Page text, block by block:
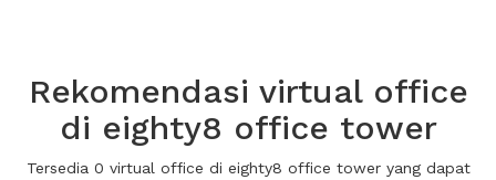
Rekomendasi virtual office
di eighty8 office tower
Tersedia 0 virtual office di eighty8 office tower yang dapat